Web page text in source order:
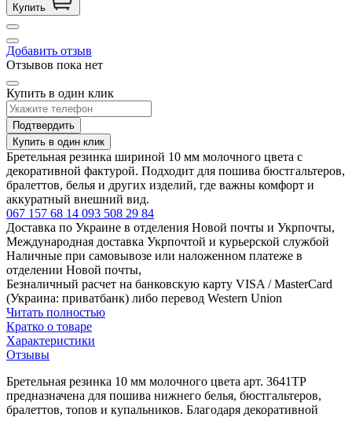
Купить
Добавить отзыв
Отзывов пока нет
Купить в один клик
Подтвердить
Купить в один клик
Бретельная резинка шириной 10 мм молочного цвета с
декоративной фактурой. Подходит для пошива бюстгальтеров,
бралеттов, белья и других изделий, где важны комфорт и
аккуратный внешний вид.
067 157 68 14 093 508 29 84
Доставка по Украине в отделения Новой почты и Укрпочты,
Международная доставка Укрпочтой и курьерской службой
Наличные при самовывозе или наложенном платеже в
отделении Новой почты,
Безналичный расчет на банковскую карту VISA / MasterCard
(Украина: приватбанк) либо перевод Western Union
Читать полностью
Кратко о товаре
Характеристики
Отзывы
Бретельная резинка 10 мм молочного цвета арт. 3641ТР
предназначена для пошива нижнего белья, бюстгальтеров,
бралеттов, топов и купальников. Благодаря декоративной